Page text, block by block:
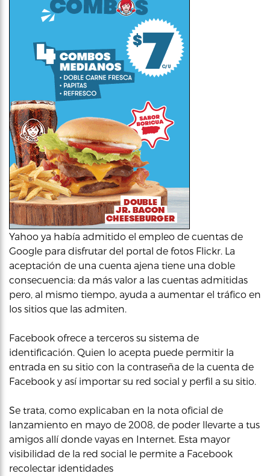
Yahoo ya había admitido el empleo de cuentas de
Google para disfrutar del portal de fotos Flickr. La
aceptación de una cuenta ajena tiene una doble
consecuencia: da más valor a las cuentas admitidas
pero, al mismo tiempo, ayuda a aumentar el tráfico en
los sitios que las admiten.
Facebook ofrece a terceros su sistema de
identificación. Quien lo acepta puede permitir la
entrada en su sitio con la contraseña de la cuenta de
Facebook y así importar su red social y perfil a su sitio.
Se trata, como explicaban en la nota oficial de
lanzamiento en mayo de 2008, de poder llevarte a tus
amigos allí donde vayas en Internet. Esta mayor
visibilidad de la red social le permite a Facebook
recolectar identidades